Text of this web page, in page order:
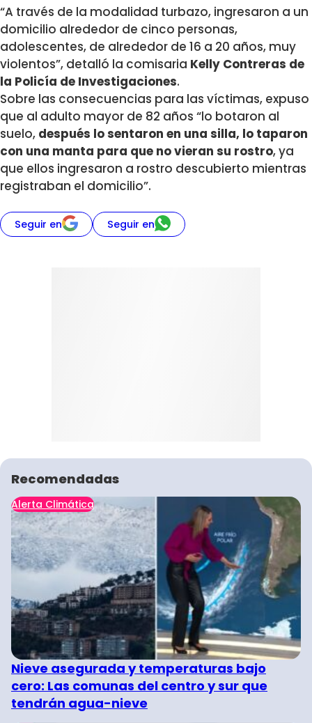
“A través de la modalidad turbazo, ingresaron a un
domicilio alrededor de cinco personas,
adolescentes, de alrededor de 16 a 20 años, muy
violentos”, detalló la comisaria Kelly Contreras de
la Policía de Investigaciones.
Sobre las consecuencias para las víctimas, expuso
que al adulto mayor de 82 años “lo botaron al
suelo, después lo sentaron en una silla, lo taparon
con una manta para que no vieran su rostro, ya
que ellos ingresaron a rostro descubierto mientras
registraban el domicilio”.
Seguir en Seguir en
Recomendadas
Alerta Climática
Nieve asegurada y temperaturas bajo
cero: Las comunas del centro y sur que
tendrán agua-nieve